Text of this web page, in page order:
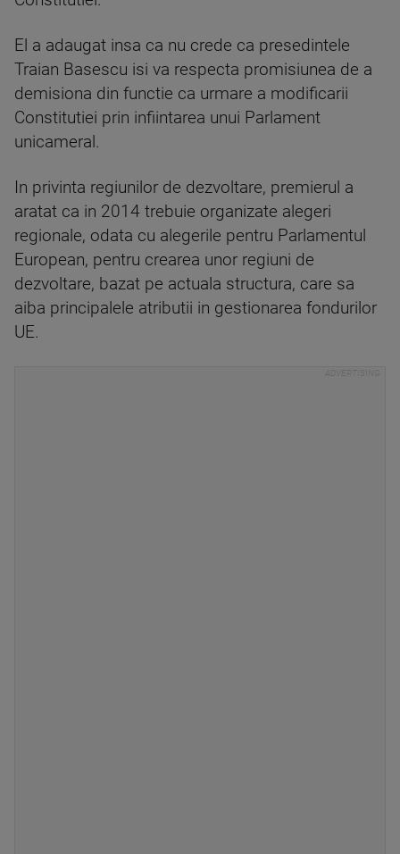
El a adaugat insa ca nu crede ca presedintele
Traian Basescu isi va respecta promisiunea de a
demisiona din functie ca urmare a modificarii
Constitutiei prin infiintarea unui Parlament
unicameral.
In privinta regiunilor de dezvoltare, premierul a
aratat ca in 2014 trebuie organizate alegeri
regionale, odata cu alegerile pentru Parlamentul
European, pentru crearea unor regiuni de
dezvoltare, bazat pe actuala structura, care sa
aiba principalele atributii in gestionarea fondurilor
UE.